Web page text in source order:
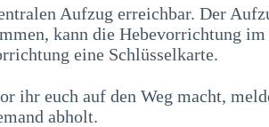
Aufzug erreichbar. Der
kann die Hebevorrichtung
eine Schlüsselkarte.
ihr euch auf den Weg macht,
abholt.